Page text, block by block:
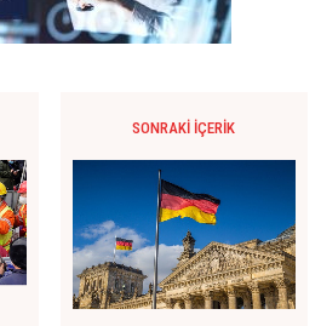
SONRAKI İÇERIK